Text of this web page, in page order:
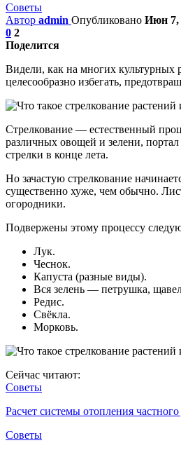
Советы
Автор admin Опубликовано Июн 7,
0 2
Поделится
Видели, как на многих культурных
целесообразно избегать,
Стрелкование — естественный
различных овощей и зелени,
стрелки в конце лета.
Но зачастую стрелкование
существенно хуже, чем обычно.
огородники.
Подвержены этому процессу
Лук.
Чеснок.
Капуста (разные виды).
Вся зелень — петрушка,
Редис.
Свёкла.
Морковь.
Сейчас читают:
Советы
Расчет системы отопления
Советы